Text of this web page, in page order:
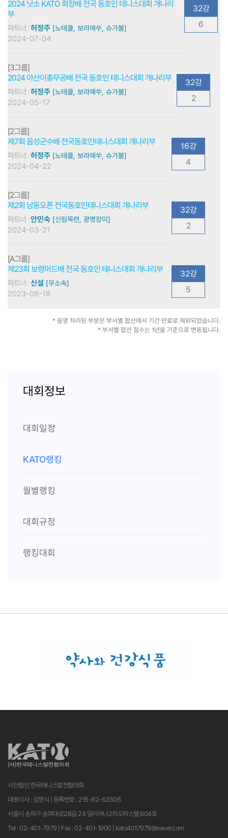
2024 낫소 KATO 회장배 전국 동호인 테니스대회 개나리
부
파트너 :허정주 [노테클, 보라매쑤, 슈가볼]
2024-07-04
32강
6
[3그룹]
2024 아산이충무공배 전국 동호인 테니스대회 개나리부
파트너 :허정주 [노테클, 보라매쑤, 슈가볼]
2024-05-17
32강
2
[2그룹]
제7회 음성군수배 전국동호인테니스대회 개나리부
파트너 :허정주 [노테클, 보라매쑤, 슈가볼]
2024-04-22
16강
4
[2그룹]
제2회 남동오픈 전국동호인테니스대회 개나리부
파트너 :안민숙 [신림목련, 광명장미]
2024-03-21
32강
2
[A그룹]
제23회 보령머드배 전국 동호인 테니스대회 개나리부
파트너 :신설 [무소속]
2023-08-18
32강
5
* 음영 처리된 부분은 부서별 합산에서 기간 만료로 제외되었습니다.
* 부서별 합산 점수는 1년을 기준으로 변동됩니다.
대회정보
대회일정
KATO랭킹
월별랭킹
대회규정
랭킹대회
사단법인 한국테니스발전협의회
대표이사 : 김영식 | 등록번호 : 215-82-63506
서울시 송파구 송파대로28길 24 밀리아나2차오피스텔 604호
Tel : 02-401-7979 | Fax : 02-401-1900 | kato4017979@naver.com